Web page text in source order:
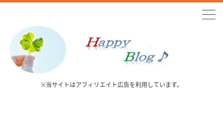
※当サイトはアフィリエイト広告を利用しています。